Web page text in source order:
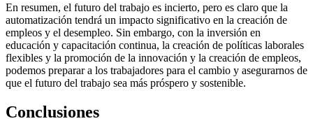
En resumen, el futuro del trabajo es incierto, pero es claro que la
automatización tendrá un impacto significativo en la creación de
empleos y el desempleo. Sin embargo, con la inversión en
educación y capacitación continua, la creación de políticas laborales
flexibles y la promoción de la innovación y la creación de empleos,
podemos preparar a los trabajadores para el cambio y asegurarnos de
que el futuro del trabajo sea más próspero y sostenible.
Conclusiones